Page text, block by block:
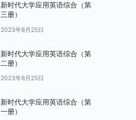
新时代大学应用英语综合（第
三册）
2023年8月25日
新时代大学应用英语综合（第
二册）
2023年8月25日
新时代大学应用英语综合（第
一册）